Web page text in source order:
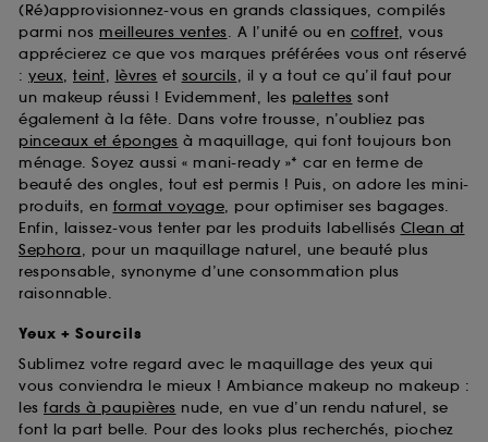
(Ré)approvisionnez-vous en grands classiques, compilés
parmi nos meilleures ventes. A l’unité ou en coffret, vous
apprécierez ce que vos marques préférées vous ont réservé
: yeux, teint, lèvres et sourcils, il y a tout ce qu’il faut pour
un makeup réussi ! Evidemment, les palettes sont
également à la fête. Dans votre trousse, n’oubliez pas
pinceaux et éponges à maquillage, qui font toujours bon
ménage. Soyez aussi « mani-ready »* car en terme de
beauté des ongles, tout est permis ! Puis, on adore les mini-
produits, en format voyage, pour optimiser ses bagages.
Enfin, laissez-vous tenter par les produits labellisés Clean at
Sephora, pour un maquillage naturel, une beauté plus
responsable, synonyme d’une consommation plus
raisonnable.
Yeux + Sourcils
Sublimez votre regard avec le maquillage des yeux qui
vous conviendra le mieux ! Ambiance makeup no makeup :
les fards à paupières nude, en vue d’un rendu naturel, se
font la part belle. Pour des looks plus recherchés, piochez